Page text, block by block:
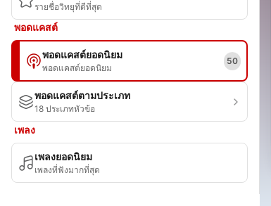
รายชื่อวิทยุที่ดีที่สุด
พอดแคสต์
พอดแคสต์ยอดนิยม
พอดแคสต์ยอดนิยม
50
พอดแคสต์ตามประเภท
18 ประเภทหัวข้อ
เพลง
เพลงยอดนิยม
เพลงที่ฟังมากที่สุด